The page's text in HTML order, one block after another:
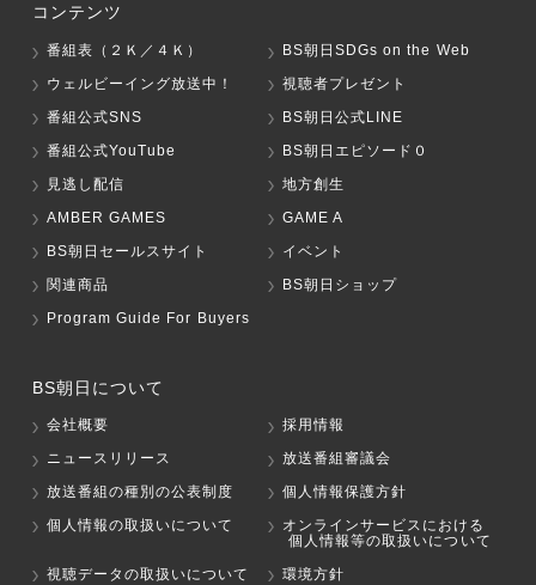
コンテンツ
番組表（２Ｋ／４Ｋ）
BS朝日SDGs on the Web
ウェルビーイング放送中！
視聴者プレゼント
番組公式SNS
BS朝日公式LINE
番組公式YouTube
BS朝日エピソード０
見逃し配信
地方創生
AMBER GAMES
GAME A
BS朝日セールスサイト
イベント
関連商品
BS朝日ショップ
Program Guide For Buyers
BS朝日について
会社概要
採用情報
ニュースリリース
放送番組審議会
放送番組の種別の公表制度
個人情報保護方針
個人情報の取扱いについて
オンラインサービスにおける
個人情報等の取扱いについて
視聴データの取扱いについて
環境方針